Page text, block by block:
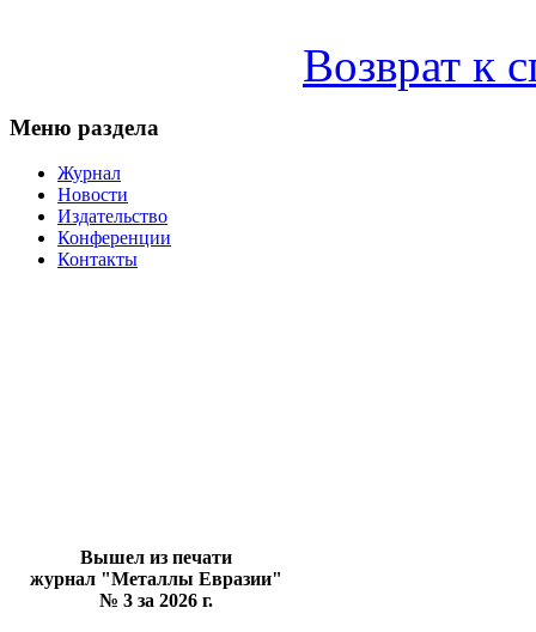
Возврат к
Меню раздела
Журнал
Новости
Издательство
Конференции
Контакты
Вышел из печати
журнал "Металлы Евразии"
№ 3 за 2026 г.